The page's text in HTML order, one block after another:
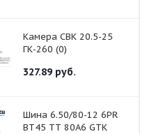
Камера СВК 20.5-25
ГК-260 (0)
327.89 руб.
Шина 6.50/80-12 6PR
BT45 TТ 80A6 GTK